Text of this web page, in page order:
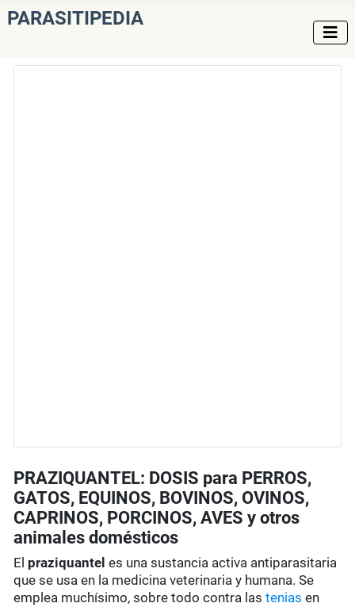
PARASITIPEDIA
PRAZIQUANTEL: DOSIS para PERROS,
GATOS, EQUINOS, BOVINOS, OVINOS,
CAPRINOS, PORCINOS, AVES y otros
animales domésticos
El praziquantel es una sustancia activa antiparasitaria
que se usa en la medicina veterinaria y humana. Se
emplea muchísimo, sobre todo contra lastenias en